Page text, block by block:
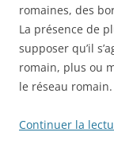
romaines, des
La présence de
supposer qu’il
romain, plus ou
le réseau romain.
Continuer la